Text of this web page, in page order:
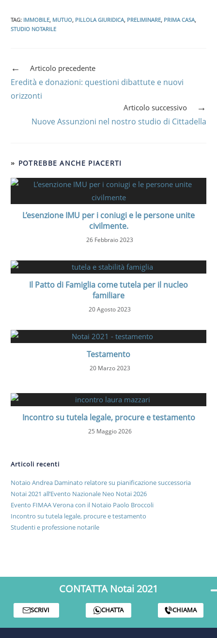
TAG: IMMOBILE, MUTUO, PILLOLA GIURIDICA, PRELIMINARE, PRIMA CASA,
STUDIO NOTARILE
Articolo precedente
Eredità e donazioni: questioni dibattute e nuovi
orizzonti
Articolo successivo
Nuove Assunzioni nel nostro studio di Cittadella
POTREBBE ANCHE PIACERTI
L’esenzione IMU per i coniugi e le persone unite
civilmente.
26 Febbraio 2023
Il Patto di Famiglia come tutela per il nucleo
familiare
20 Agosto 2023
Testamento
20 Marzo 2023
Incontro su tutela legale, procure e testamento
25 Maggio 2026
Articoli recenti
Notaio Andrea Daminato relatore su pianificazione successoria
Notai 2021 all’Evento Nazionale Neo Notai 2026
Evento FIMAA Verona con il Notaio Paolo Broccoli
Incontro su tutela legale, procure e testamento
Studenti e professione notarile
CONTATTA Notai 2021
SCRIVI CHATTA CHIAMA